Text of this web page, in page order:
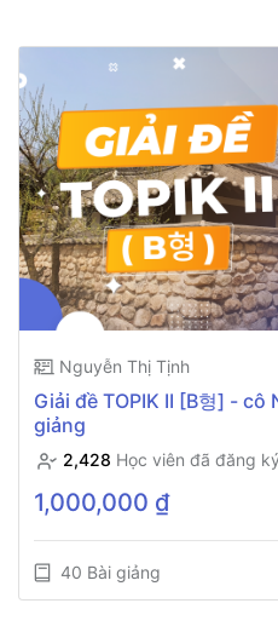
Nguyễn Thị Tịnh
Giải đề TOPIK II [B형] -
giảng
2,428 Học viên đã đăng ký
1,000,000 ₫
40 Bài giảng